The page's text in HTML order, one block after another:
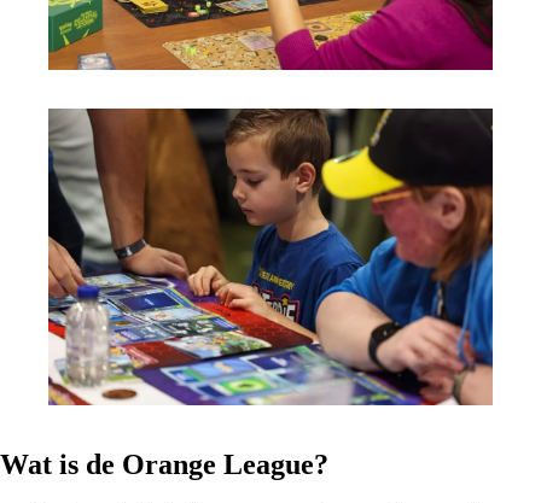
Wat is de Orange League?